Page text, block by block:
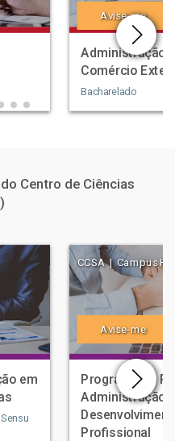
Avise-me
Administração
Comércio
Bacharelado
Centro de Ciências
em
CCSA | Campus
Avise-me
Programa de
Administração
Profissional